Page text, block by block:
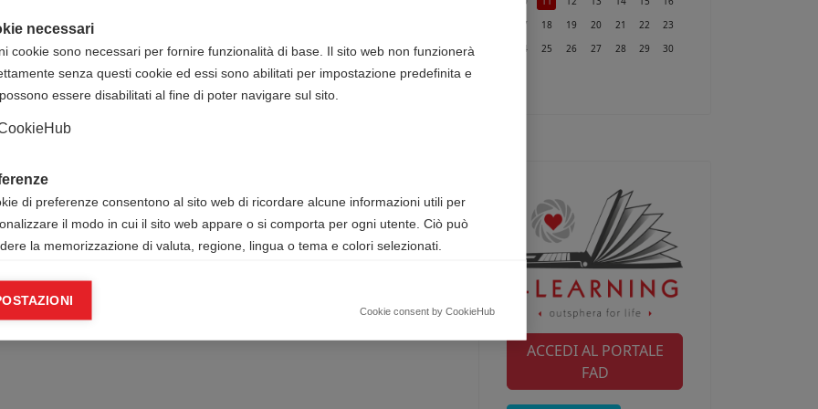
INFORMAZIONI
+ data corso + titolo corso
Costa 1, Porto San Giorgio (FM)
17
18 19 20 21 22
23
24
25 26 27 28 29
30
ACCEDI AL PORTALE
FAD
necessari
cookie sono necessari per fornire funzionalità di base. Il sito web non funzionerà
senza questi cookie ed essi sono abilitati per impostazione predefinita e
essere disabilitati al fine di poter navigare sul sito.
di preferenze consentono al sito web di ricordare alcune informazioni utili per
il modo in cui il sito web appare o si comporta per ogni utente. Ciò può
la memorizzazione di valuta, regione, lingua o tema e colori selezionati.
analitici ci aiutano a migliorare il nostro sito web raccogliendo e segnalando
Cookie consent by CookieHub